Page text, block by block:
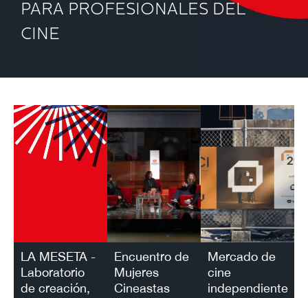
PARA PROFESIONALES DEL
CINE
LA MESETA -
Laboratorio
de creación,
Encuentro de
Mujeres
Cineastas
Mercado de
cine
independiente